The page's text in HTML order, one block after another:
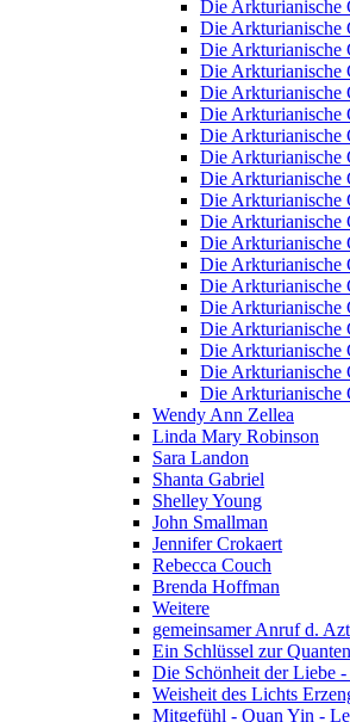
Die Arkturianische
Die Arkturianische
Die Arkturianische
Die Arkturianische
Die Arkturianische
Die Arkturianische
Die Arkturianische
Die Arkturianische
Die Arkturianische
Die Arkturianische
Die Arkturianische
Die Arkturianische
Die Arkturianische
Die Arkturianische
Die Arkturianische
Die Arkturianische
Die Arkturianische
Die Arkturianische
Die Arkturianische
Wendy Ann Zellea
Linda Mary Robinson
Sara Landon
Shanta Gabriel
Shelley Young
John Smallman
Jennifer Crokaert
Rebecca Couch
Brenda Hoffman
Weitere
gemeinsamer Anruf d.
Ein Schlüssel zur
Die Schönheit der Liebe
Weisheit des Lichts
Mitgefühl - Quan Yin -